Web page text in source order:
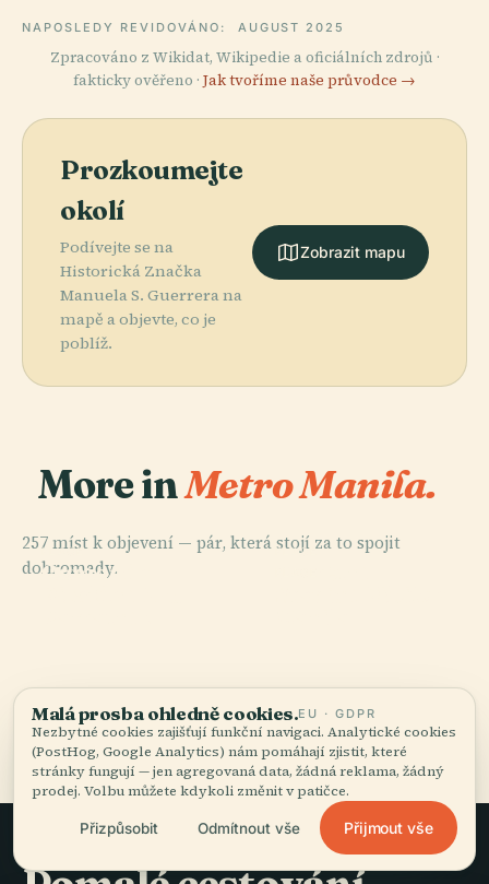
NAPOSLEDY REVIDOVÁNO: AUGUST 2025
Zpracováno z Wikidat, Wikipedie a oficiálních zdrojů ·
fakticky ověřeno · Jak tvoříme naše průvodce →
Prozkoumejte
okolí
Podívejte se na
Historická Značka
Manuela S. Guerrera na
mapě a objevte, co je
poblíž.
Zobrazit mapu
More inMetro Manila.
257 míst k objevení — pár, která stojí za to spojit
dohromady.
PLACE
Quezonův
PLACE
PLACE
Všech 257 míst v Metro Manila
Malá prosba ohledně cookies.EU · GDPR
Nezbytné cookies zajišťují funkční navigaci. Analytické cookies
(PostHog, Google Analytics) nám pomáhají zjistit, které
stránky fungují — jen agregovaná data, žádná reklama, žádný
prodej. Volbu můžete kdykoli změnit v patičce.
Přizpůsobit Odmítnout vše Přijmout vše